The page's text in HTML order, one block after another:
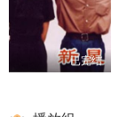
已完结